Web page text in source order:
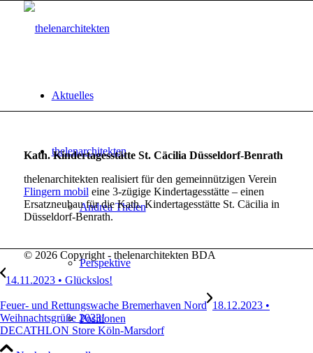
Aktuelles
thelenarchitekten
Andrea Thelen
Perspektive
Positionen
Kath. Kindertagesstätte St. Cäcilia Düsseldorf-Benrath
thelenarchitekten realisiert für den gemeinnützigen Verein
Flingern mobil eine 3-zügige Kindertagesstätte – einen
Ersatzneubau für die Kath. Kindertagesstätte St. Cäcilia in
Düsseldorf-Benrath.
© 2026 Copyright - thelenarchitekten BDA
14.11.2023 • Glückslos!
Feuer- und Rettungswache Bremerhaven Nord 18.12.2023 •
Weihnachtsgrüße 2023!
DECATHLON Store Köln-Marsdorf